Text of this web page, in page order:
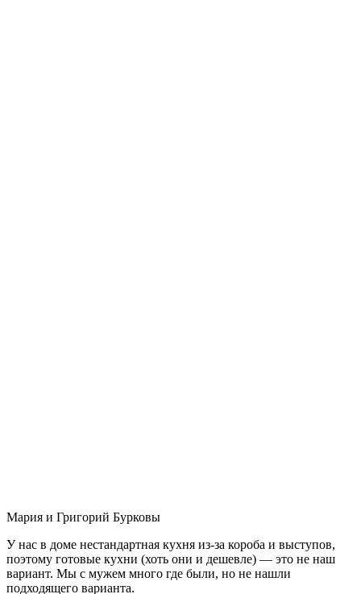
Мария и Григорий Бурковы
У нас в доме нестандартная кухня из-за короба и выступов,
поэтому готовые кухни (хоть они и дешевле) — это не наш
вариант. Мы с мужем много где были, но не нашли
подходящего варианта.